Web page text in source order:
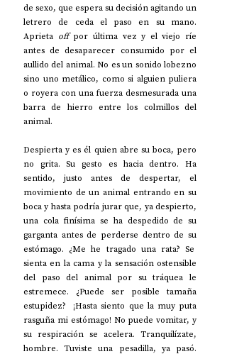
de sexo, que espera su decisión agitando un
letrero de ceda el paso en su mano.
Aprieta off por última vez y el viejo ríe
antes de desaparecer consumido por el
aullido del animal. No es un sonido lobezno
sino uno metálico, como si alguien puliera
o royera con una fuerza desmesurada una
barra de hierro entre los colmillos del
animal.
Despierta y es él quien abre su boca, pero
no grita. Su gesto es hacia dentro. Ha
sentido, justo antes de despertar, el
movimiento de un animal entrando en su
boca y hasta podría jurar que, ya despierto,
una cola finísima se ha despedido de su
garganta antes de perderse dentro de su
estómago. ¿Me he tragado una rata? Se
sienta en la cama y la sensación ostensible
del paso del animal por su tráquea le
estremece. ¿Puede ser posible tamaña
estupidez?  ¡Hasta siento que la muy puta
rasguña mi estómago! No puede vomitar, y
su respiración se acelera. Tranquilízate,
hombre. Tuviste una pesadilla, ya pasó.